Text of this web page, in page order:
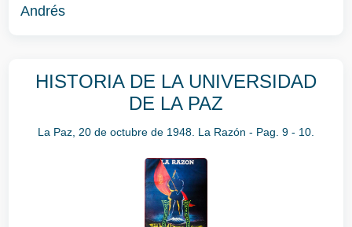
Andrés
HISTORIA DE LA UNIVERSIDAD
DE LA PAZ
La Paz, 20 de octubre de 1948. La Razón - Pag. 9 - 10.